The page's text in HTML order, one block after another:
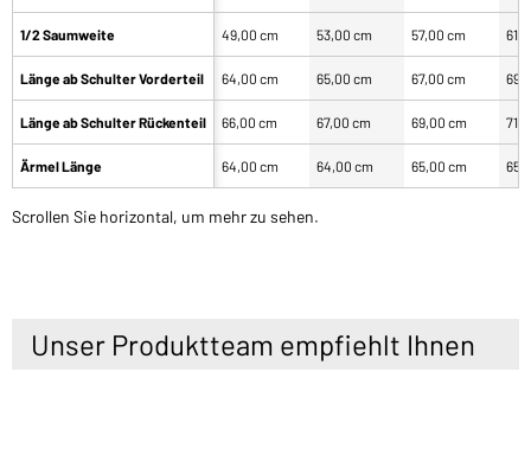
1/2 Saumweite
Länge ab Schulter Vorderteil
Länge ab Schulter Rückenteil
Ärmel Länge
49,00 cm 53,00 cm 57,00 cm
64,00 cm 65,00 cm 67,00 cm
66,00 cm 67,00 cm 69,00 cm
64,00 cm 64,00 cm 65,00 cm
Scrollen Sie horizontal, um mehr zu sehen.
Unser Produktteam empfiehlt Ihnen